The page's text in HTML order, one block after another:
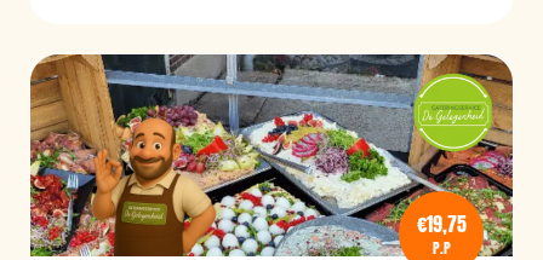
€19,75
P.P